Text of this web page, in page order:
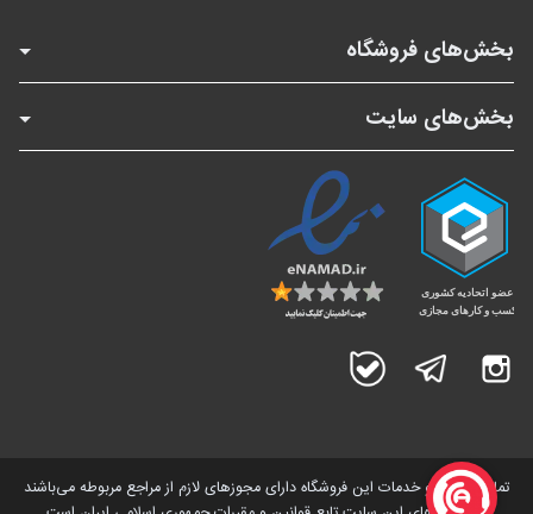
بخش‌های فروشگاه
بخش‌های سایت
اینستاگرام تلگرام
تمامی کالاها و خدمات این فروشگاه دارای مجوز‌های لازم از مراجع مربوطه می‌باشند